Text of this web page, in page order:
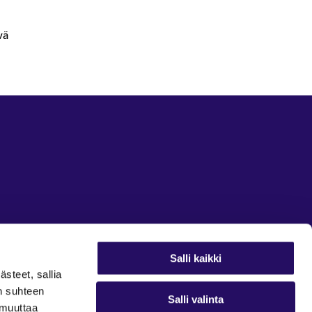
sallia
suhteen
Salli kaikki
Salli valinta